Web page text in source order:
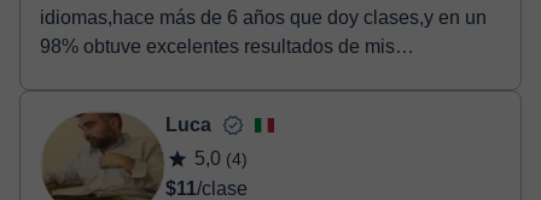
idiomas,hace más de 6 años que doy clases,y en un
98% obtuve excelentes resultados de mis
Luca
5,0 (4)
$11/clase